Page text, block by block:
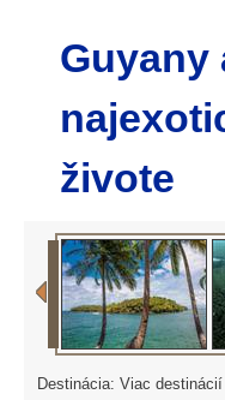
Guyany
živote
Destinácia: Viac destinácií